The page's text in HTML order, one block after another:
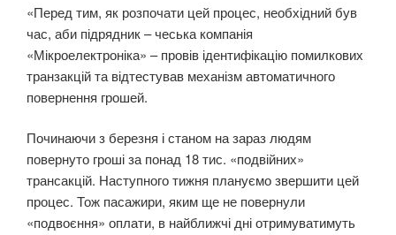
«Перед тим, як розпочати цей процес, необхідний був
час, аби підрядник – чеська компанія
«Мікроелектроніка» – провів ідентифікацію помилкових
транзакцій та відтестував механізм автоматичного
повернення грошей.
Починаючи з березня і станом на зараз людям
повернуто гроші за понад 18 тис. «подвійних»
трансакцій. Наступного тижня плануємо звершити цей
процес. Тож пасажири, яким ще не повернули
«подвоєння» оплати, в найближчі дні отримуватимуть